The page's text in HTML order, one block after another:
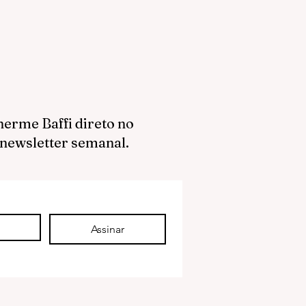
Baffi direto no
semanal.
Assinar